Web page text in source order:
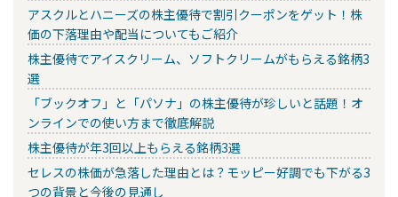
アスクルとハニーズの株主優待で割引クーポンをゲット！株
価の下落理由や配当についてもご紹介
株主優待でアイスクリーム、ソフトクリームがもらえる銘柄3
選
「ブックオフ」と「パソナ」の株主優待が珍しいと話題！オ
ンラインでの使い方まで徹底解説
株主優待が年3回以上もらえる銘柄3選
セレスの株価が急落した理由とは？モッピー好調でも下がる3
つの背景と今後の見通し